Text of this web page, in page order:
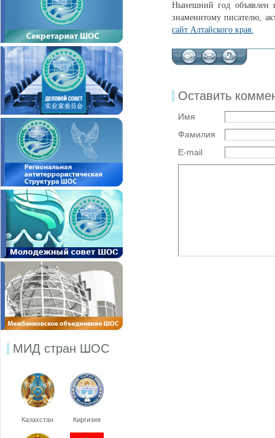
МИД стран ШОС
Казахстан Киргизия
Нынешний год объявлен
знаменитому писателю,
сайт Алтайского края.
Оставить
Имя
Фамилия
E-mail